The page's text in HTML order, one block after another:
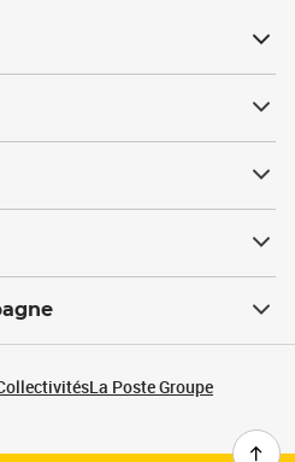
La Poste Groupe